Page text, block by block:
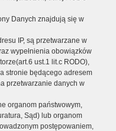
Danych znajdują się w
IP, są przetwarzane w
wypełnienia obowiązków
ust.1 lit.c RODO),
stronie będącego adresem
przetwarzanie danych w
organom państwowym,
Sąd) lub organom
postępowaniem,